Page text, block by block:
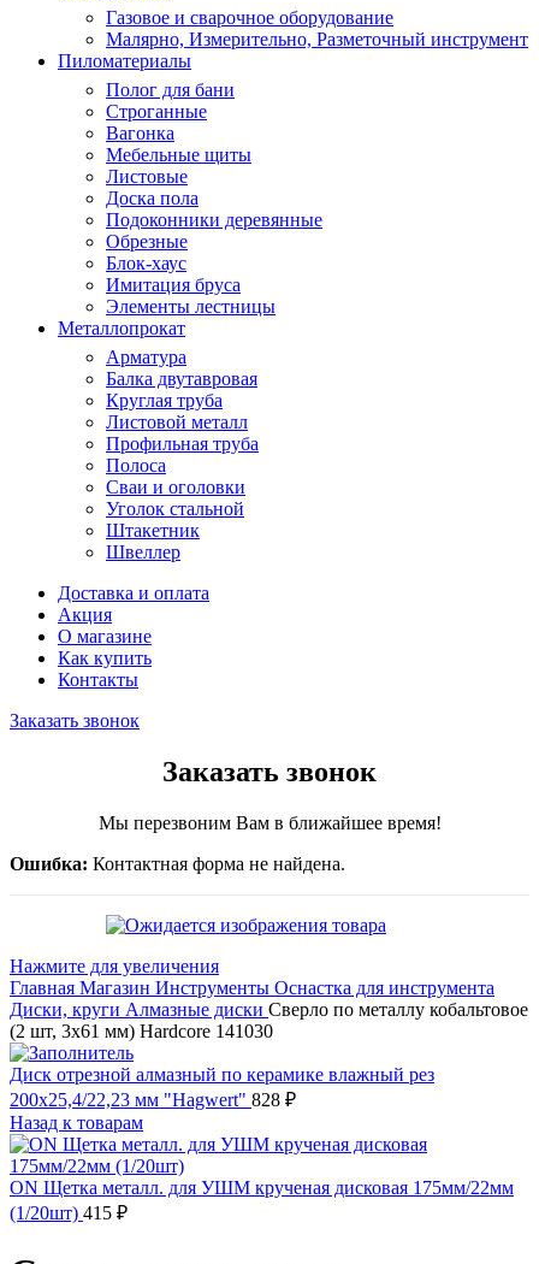
Газовое и сварочное оборудование
Малярно, Измерительно, Разметочный инструмент
Пиломатериалы
Полог для бани
Строганные
Вагонка
Мебельные щиты
Листовые
Доска пола
Подоконники деревянные
Обрезные
Блок-хаус
Имитация бруса
Элементы лестницы
Металлопрокат
Арматура
Балка двутавровая
Круглая труба
Листовой металл
Профильная труба
Полоса
Сваи и оголовки
Уголок стальной
Штакетник
Швеллер
Доставка и оплата
Акция
О магазине
Как купить
Контакты
Заказать звонок
Заказать звонок
Мы перезвоним Вам в ближайшее время!
Ошибка: Контактная форма не найдена.
Нажмите для увеличения
Главная Магазин Инструменты Оснастка для инструмента
Диски, круги Алмазные диски Сверло по металлу кобальтовое
(2 шт, 3х61 мм) Hardcore 141030
Диск отрезной алмазный по керамике влажный рез
200х25,4/22,23 мм "Hagwert" 828 ₽
Назад к товарам
ON Щетка металл. для УШМ крученая дисковая 175мм/22мм
(1/20шт) 415 ₽